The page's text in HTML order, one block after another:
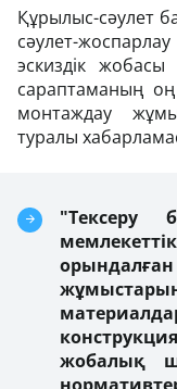
Құрылыс-сәулет
сәулет-
эскиздік
сараптаманың
монтаждау
туралы
"Тексеру
жобалық